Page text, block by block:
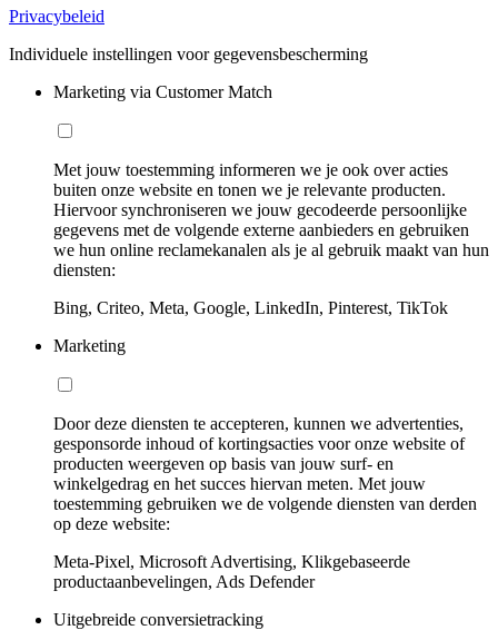
Privacybeleid
Individuele instellingen voor gegevensbescherming
Marketing via Customer Match
Met jouw toestemming informeren we je ook over acties
buiten onze website en tonen we je relevante producten.
Hiervoor synchroniseren we jouw gecodeerde persoonlijke
gegevens met de volgende externe aanbieders en gebruiken
we hun online reclamekanalen als je al gebruik maakt van hun
diensten:
Bing, Criteo, Meta, Google, LinkedIn, Pinterest, TikTok
Marketing
Door deze diensten te accepteren, kunnen we advertenties,
gesponsorde inhoud of kortingsacties voor onze website of
producten weergeven op basis van jouw surf- en
winkelgedrag en het succes hiervan meten. Met jouw
toestemming gebruiken we de volgende diensten van derden
op deze website:
Meta-Pixel, Microsoft Advertising, Klikgebaseerde
productaanbevelingen, Ads Defender
Uitgebreide conversietracking